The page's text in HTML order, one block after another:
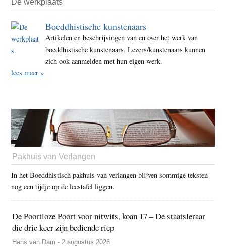
De werkplaats
Boeddhistische kunstenaars
Artikelen en beschrijvingen van en over het werk van
boeddhistische kunstenaars. Lezers/kunstenaars kunnen
zich ook aanmelden met hun eigen werk.
lees meer »
Pakhuis van Verlangen
In het Boeddhistisch pakhuis van verlangen blijven sommige teksten
nog een tijdje op de leestafel liggen.
De Poortloze Poort voor nitwits, koan 17 – De staatsleraar
die drie keer zijn bediende riep
Hans van Dam - 2 augustus 2026